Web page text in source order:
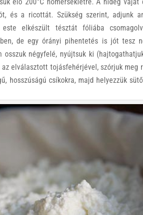
és a ricottát. Szükség szerint, adjunk
este elkészült tésztát fóliába
de egy órányi pihentetés is jót tesz
négyfelé, nyújtsuk ki
elválasztott tojásfehérjével, szórjuk meg
hosszúságú csíkokra, majd helyezzük